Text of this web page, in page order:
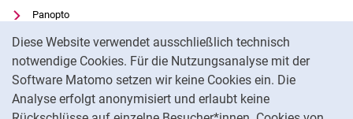
Diese Website verwendet ausschließlich technisch
notwendige Cookies. Für die Nutzungsanalyse mit der
Software Matomo setzen wir keine Cookies ein. Die
Analyse erfolgt anonymisiert und erlaubt keine
Panopto
Datenschutz
Barrierefreiheit
Transparenter KI-Einsatz
Impressum